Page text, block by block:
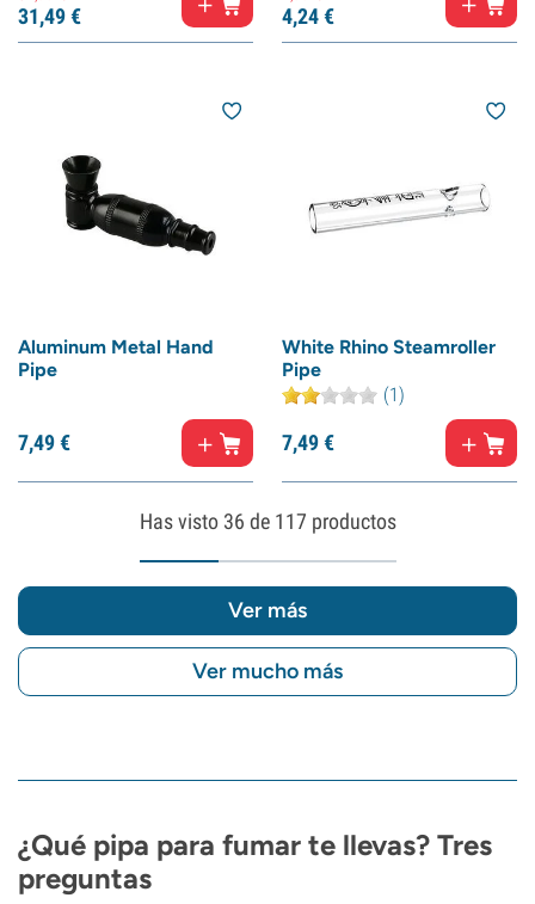
31,49€ 4,24€
Aluminum Metal Hand
Pipe
7,49€
White Rhino Steamroller
Pipe
(1)
7,49€
Has visto 36 de 117 productos
Ver más
Ver mucho más
¿Qué pipa para fumar te llevas? Tres
preguntas